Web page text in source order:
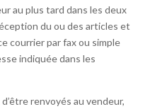
au plus tard dans les deux
du ou des articles et
courrier par fax ou simple
indiquée dans les
renvoyés au vendeur,